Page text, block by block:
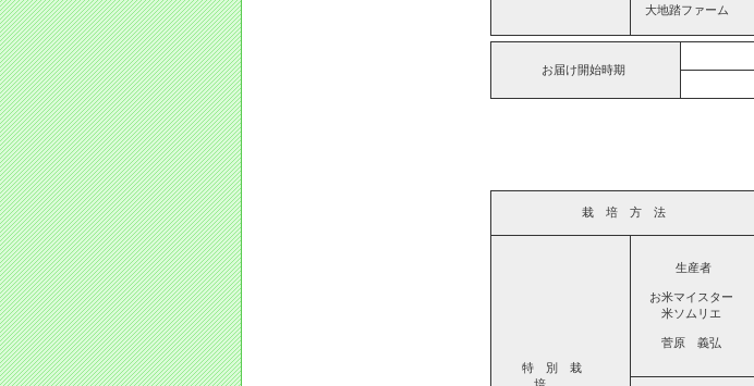
大地踏ファーム
お届け開始時期
栽 培 方 法
特 別 栽
生産者
お米マイスター
米ソムリエ
菅原 義弘